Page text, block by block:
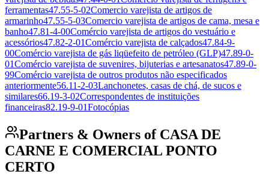
ferramentas47.55-5-02Comercio varejista de artigos de
armarinho47.55-5-03Comercio varejista de artigos de cama, mesa e
banho47.81-4-00Comércio varejista de artigos do vestuário e
acessórios47.82-2-01Comércio varejista de calçados47.84-9-
00Comércio varejista de gás liqüefeito de petróleo (GLP)47.89-0-
01Comércio varejista de suvenires, bijuterias e artesanatos47.89-0-
99Comércio varejista de outros produtos não especificados
anteriormente56.11-2-03Lanchonetes, casas de chá, de sucos e
similares66.19-3-02Correspondentes de instituições
financeiras82.19-9-01Fotocópias
Partners & Owners of CASA DE
CARNE E COMERCIAL PONTO
CERTO